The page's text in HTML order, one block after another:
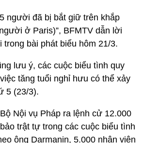
người đã bị bắt giữ trên khắp
ở Paris)”, BFMTV dẫn lời
trong bài phát biểu hôm 21/3.
lưu ý, các cuộc biểu tình quy
tăng tuổi nghỉ hưu có thể xảy
5 (23/3).
Nội vụ Pháp ra lệnh cử 12.000
trật tự trong các cuộc biểu tình
ông Darmanin, 5.000 nhân viên